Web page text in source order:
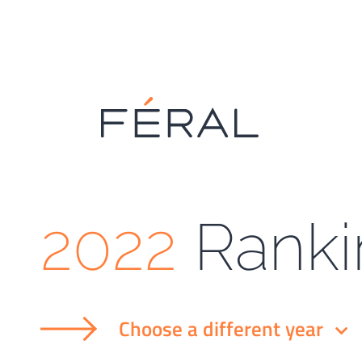
2022
Choose a different year